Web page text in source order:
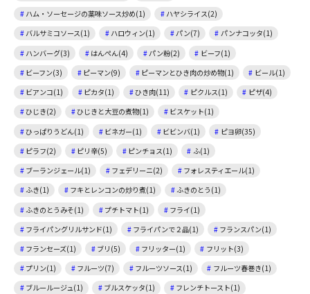
ハム・ソーセージの薬味ソース炒め(1)
ハヤシライス(2)
バルサミコソース(1)
ハロウィン(1) パン(7)
パンナコッタ(1)
ハンバーグ(3)
はんぺん(4) パン粉(2)
ビーフ(1)
ビーフン(3)
ピーマン(9) ピーマンとひき肉の炒め物(1)
ビール(1)
ビアンコ(1)
ピカタ(1) ひき肉(11) ピクルス(1)
ピザ(4)
ひじき(2)
ひじきと大豆の煮物(1)
ビスケット(1)
ひっぱりうどん(1)
ビネガー(1) ビビンバ(1)
ピヨ卵(35)
ピラフ(2)
ピリ辛(5) ピンチョス(1)
ふ(1)
ブーランジェール(1)
フェデリーニ(2)
フォレスティエール(1)
ふき(1)
フキとレンコンの炒り煮(1)
ふきのとう(1)
ふきのとうみそ(1)
プチトマト(1)
フライ(1)
フライパングリルサンド(1)
フライパンで２品(1)
フランスパン(1)
フランセーズ(1)
ブリ(5) フリッター(1)
フリット(3)
プリン(1)
フルーツ(7) フルーツソース(1)
フルーツ春巻き(1)
ブルールージュ(1)
ブルスケッタ(1)
フレンチトースト(1)